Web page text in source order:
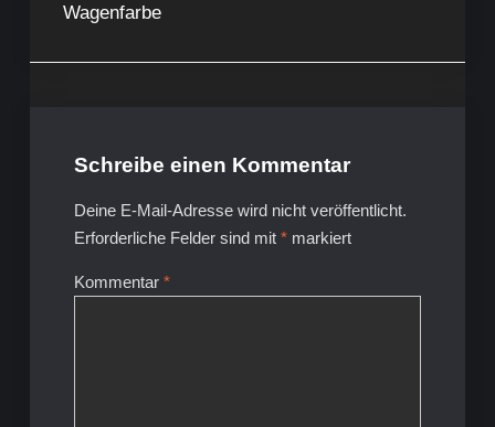
Wagenfarbe
Schreibe einen Kommentar
Deine E-Mail-Adresse wird nicht veröffentlicht.
Erforderliche Felder sind mit *markiert
Kommentar *